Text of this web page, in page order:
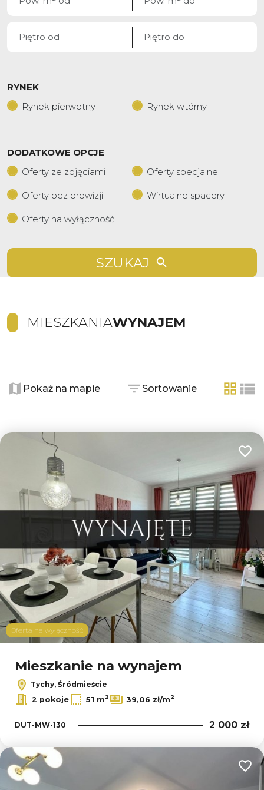
RYNEK
Rynek pierwotny
Rynek wtórny
DODATKOWE OPCJE
Oferty ze zdjęciami
Oferty specjalne
Oferty bez prowizji Wirtualne spacery
Oferty na wyłączność
SZUKAJ
MIESZKANIAWYNAJEM
−
Leaflet
Pokaż na mapie Sortowanie
tabela
Oferta na wyłączność
Mieszkanie na wynajem
Tychy, Śródmieście
2 pokoje
51 m2 39,06 zł/m2
DUT-MW-130 2 000 zł